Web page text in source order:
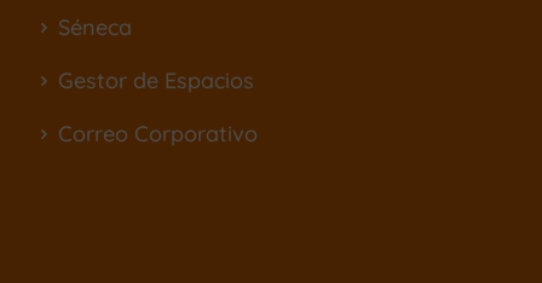
Séneca
Gestor de Espacios
Correo Corporativo